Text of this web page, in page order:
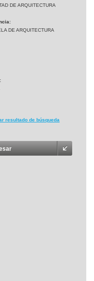
DE ARQUITECTURA
DE ARQUITECTURA
resultado de búsqueda